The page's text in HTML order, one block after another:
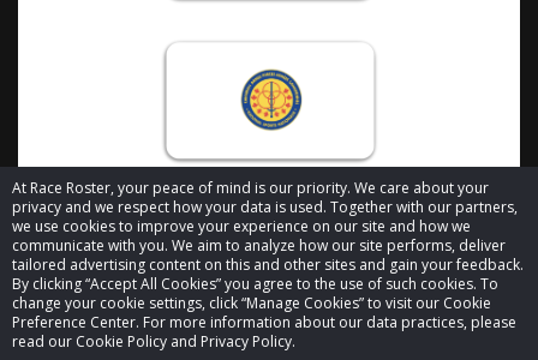
At Race Roster, your peace of mind is our priority. We care about your
privacy and we respect how your data is used. Together with our partners,
we use cookies to improve your experience on our site and how we
communicate with you. We aim to analyze how our site performs, deliver
tailored advertising content on this and other sites and gain your feedback.
By clicking “Accept All Cookies” you agree to the use of such cookies. To
change your cookie settings, click “Manage Cookies” to visit our Cookie
Preference Center. For more information about our data practices, please
read our Cookie Policy and Privacy Policy.
© 2026 Race Roster. Tous droits réservés.
Paramètres des témoins